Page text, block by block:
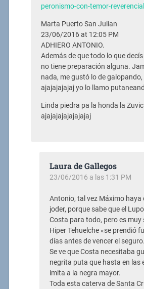
peronismo-con-temor-
Marta Puerto San Julian
23/06/2016 at 12:05 PM
ADHIERO ANTONIO.
Además de que todo lo que
no tiene preparación alguna.
nada, me gustó lo de
ajajajajajaj yo lo llamo
Linda piedra pa la honda la Zuvic
ajajajajajajajajaj
Laura de Gallegos
23/06/2016 a las 1:31 PM
Antonio, tal vez Máximo haya
joder, porque sabe que el
Costa para todo, pero es muy
Hiper Tehuelche «se prendió
días antes de vencer el seguro.
Se ve que Costa necesitaba
negrita puta que hasta en las
imita a la negra mayor.
Toda esta caterva de Santa